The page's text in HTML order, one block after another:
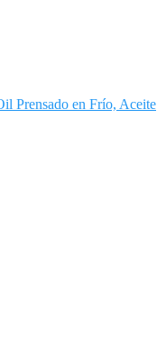
Prensado en Frío, Aceite